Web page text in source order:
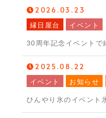
2026.03.23
縁日屋台 イベント
30周年記念イベントで
2025.08.22
イベント お知らせ
ひんやり氷のイベント